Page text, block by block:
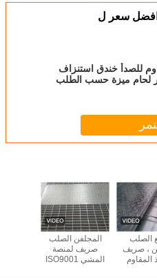
سعر ل
للصدأ خندق استنزاف
لحام ميزة حسب الطلب
المجلفن الصلب
صريف لمنصة
المشي ISO9001
الصلب
، صريف
المقاوم